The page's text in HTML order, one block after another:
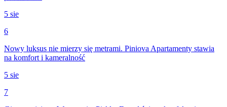
5 sie
6
Nowy luksus nie mierzy się metrami. Piniova Apartamenty stawia
na komfort i kameralność
5 sie
7